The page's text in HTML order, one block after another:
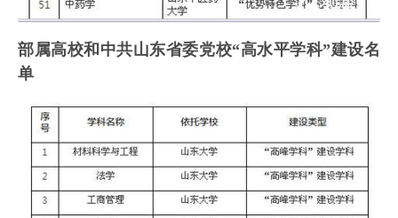
部属高校和中共山东省委党校“高水平学科”建设名
单